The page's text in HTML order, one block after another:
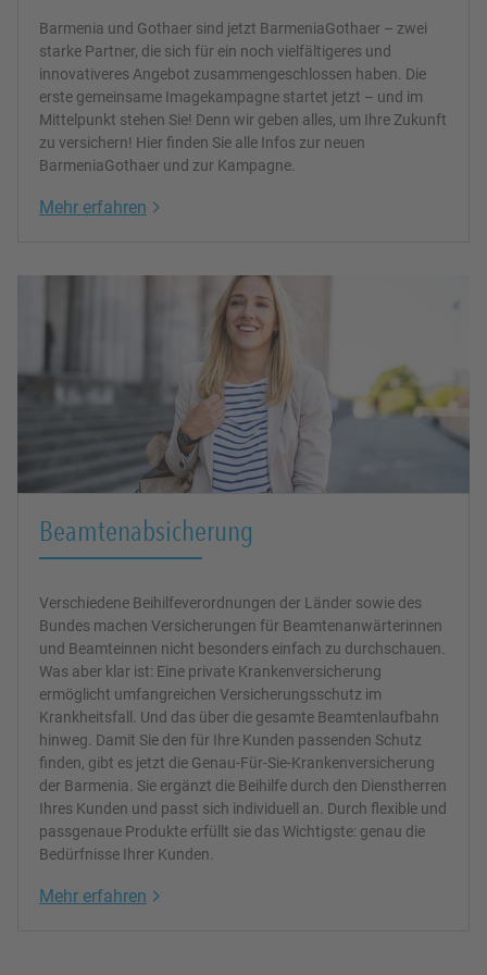
Barmenia und Gothaer sind jetzt BarmeniaGothaer – zwei
starke Partner, die sich für ein noch vielfältigeres und
innovativeres Angebot zusammengeschlossen haben. Die
erste gemeinsame Imagekampagne startet jetzt – und im
Mittelpunkt stehen Sie! Denn wir geben alles, um Ihre Zukunft
zu versichern! Hier finden Sie alle Infos zur neuen
BarmeniaGothaer und zur Kampagne.
Mehr erfahren Link Opens in New Tab
Beamtenabsicherung
Verschiedene Beihilfeverordnungen der Länder sowie des
Bundes machen Versicherungen für Beamtenanwärterinnen
und Beamteinnen nicht besonders einfach zu durchschauen.
Was aber klar ist: Eine private Krankenversicherung
ermöglicht umfangreichen Versicherungsschutz im
Krankheitsfall. Und das über die gesamte Beamtenlaufbahn
hinweg. Damit Sie den für Ihre Kunden passenden Schutz
finden, gibt es jetzt die Genau-Für-Sie-Krankenversicherung
der Barmenia. Sie ergänzt die Beihilfe durch den Dienstherren
Ihres Kunden und passt sich individuell an. Durch flexible und
passgenaue Produkte erfüllt sie das Wichtigste: genau die
Bedürfnisse Ihrer Kunden.
Mehr erfahren Link Opens in New Tab